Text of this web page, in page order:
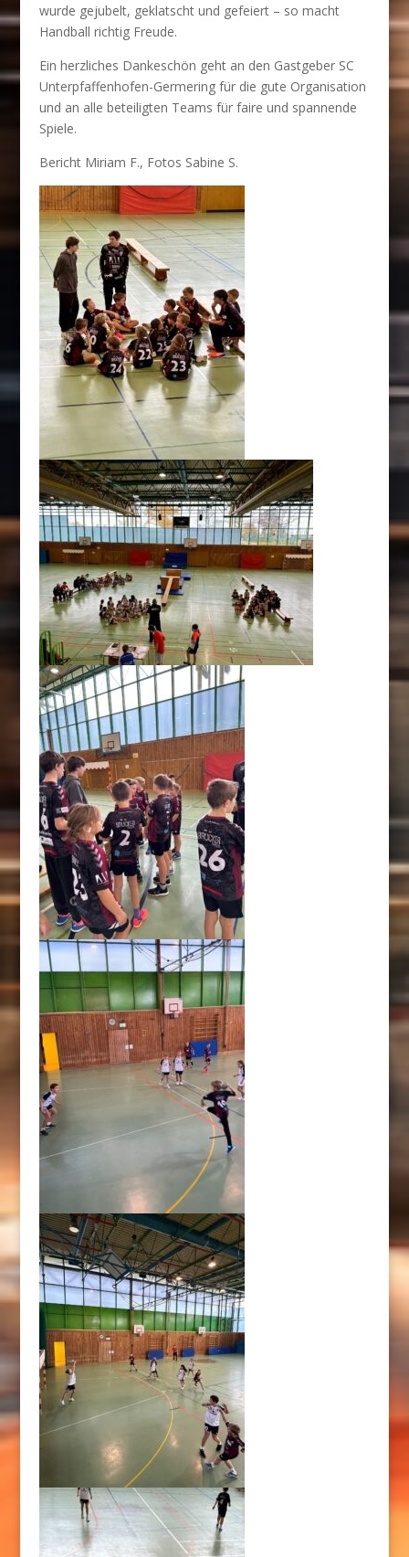
wurde gejubelt, geklatscht und gefeiert – so macht
Handball richtig Freude.
Ein herzliches Dankeschön geht an den Gastgeber SC
Unterpfaffenhofen-Germering für die gute Organisation
und an alle beteiligten Teams für faire und spannende
Spiele.
Bericht Miriam F., Fotos Sabine S.